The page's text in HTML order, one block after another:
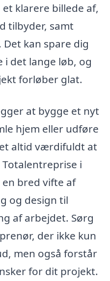
klarere billede af,
tilbyder, samt
kan spare dig
det lange løb, og
forløber glat.
at bygge et nyt
hjem eller udføre
altid værdifuldt at
i
bred vifte af
og design til
af arbejdet. Sørg
der ikke kun
men også forstår
for dit projekt.